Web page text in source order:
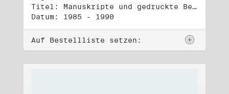
Titel: Manuskripte und gedruckte Belege (1)
Datum: 1985 - 1990
Auf Bestellliste setzen: